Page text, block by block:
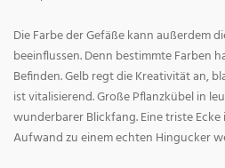
Die Farbe der Gefäße kann außerdem
beeinflussen. Denn bestimmte Farben
Befinden. Gelb regt die Kreativität an,
ist vitalisierend. Große Pflanzkübel in
wunderbarer Blickfang. Eine triste
Aufwand zu einem echten Hingucker